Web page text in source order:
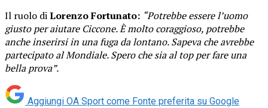
Il ruolo diLorenzo Fortunato: “Potrebbe essere l’uomo
giusto per aiutare Ciccone. È molto coraggioso, potrebbe
anche inserirsi in una fuga da lontano. Sapeva che avrebbe
partecipato al Mondiale. Spero che sia al top per fare una
bella prova”.
Aggiungi OA Sport come Fonte preferita su Google